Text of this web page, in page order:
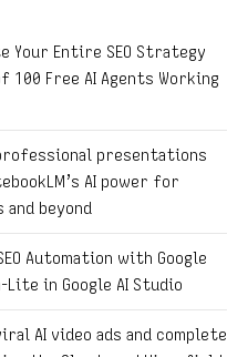
Your Entire SEO Strategy
100 Free AI Agents Working
presentations
AI power for
beyond
Automation with Google
Lite in Google AI Studio
AI video ads and complete